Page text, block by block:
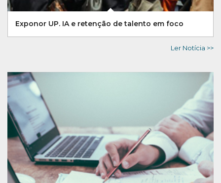
Exponor UP. IA e retenção de talento em foco
Ler Notícia >>